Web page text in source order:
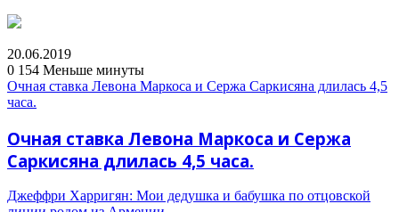
20.06.2019
0 154 Меньше минуты
Очная ставка Левона Маркоса и Сержа Саркисяна длилась 4,5
часа.
Очная ставка Левона Маркоса и Сержа
Саркисяна длилась 4,5 часа.
Джеффри Харригян: Мои дедушка и бабушка по отцовской